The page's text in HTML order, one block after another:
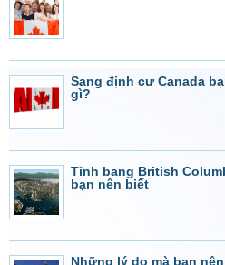
Sang định cư Canada
gì?
Tỉnh bang British
bạn nên biết
Những lý do mà bạn